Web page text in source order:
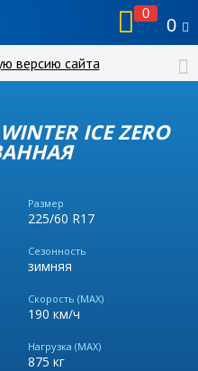
0
0
версию сайта
ICE ZERO
Размер
225/60 R17
Сезонность
зимняя
Скорость (MAX)
190 км/ч
Нагрузка (MAX)
875 кг